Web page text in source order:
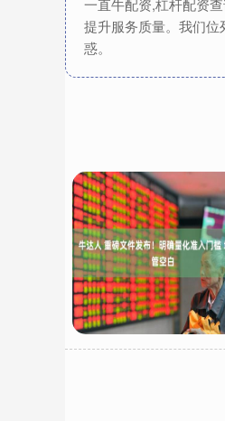
一直牛配资,杠杆配资
提升服务质量。我们
惑。